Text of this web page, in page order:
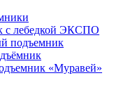
с лебедкой ЭКСПО
подъемник
«Муравей»